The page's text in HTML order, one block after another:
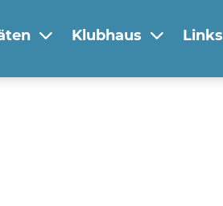
Klubhaus Links